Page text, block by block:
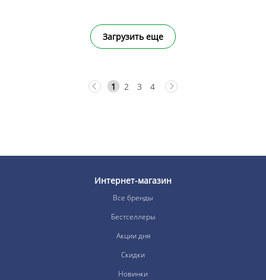
Загрузить еще
1 2 3 4
Интернет-магазин
Все бренды
Бестселлеры
Акции дня
Скидки
Новинки